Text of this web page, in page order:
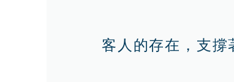
客人的存在，支撐